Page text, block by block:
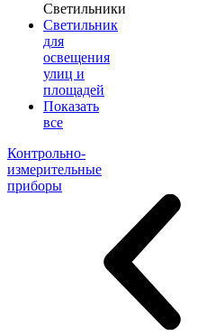
Светильники
Светильник
для
освещения
улиц и
площадей
Показать
все
Контрольно-
измерительные
приборы